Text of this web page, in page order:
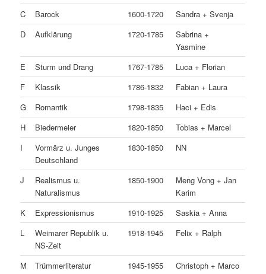
C
Barock 1600-1720
Sandra + Svenja
D
Aufklärung 1720-1785
Sabrina +
Yasmine
E
Sturm und Drang 1767-1785
Luca + Florian
F
Klassik 1786-1832
Fabian + Laura
G
Romantik 1798-1835
Haci + Edis
H
Biedermeier 1820-1850
Tobias + Marcel
I
Vormärz u. Junges
Deutschland
1830-1850 NN
J
Realismus u.
Naturalismus
1850-1900
Meng Vong + Jan
Karim
K
Expressionismus 1910-1925
Saskia + Anna
L
Weimarer Republik u.
NS-Zeit
1918-1945 Felix + Ralph
M Trümmerliteratur 1945-1955
Christoph + Marco